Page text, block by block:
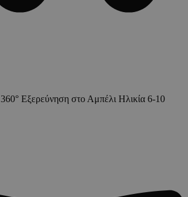
360° Εξερεύνηση στο Αμπέλι Ηλικία 6-10